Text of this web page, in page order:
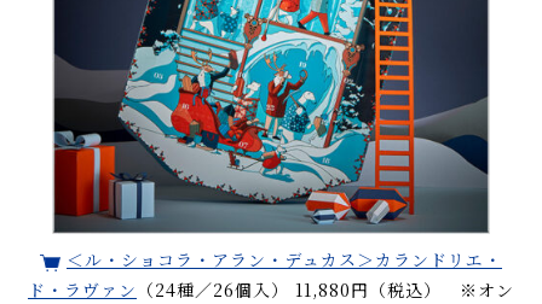
＜ル・ショコラ・アラン・デュカス＞カランドリエ・
ド・ラヴァン （24種／26個入） 11,880円（税込） ※オン